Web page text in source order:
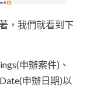
，我們就看到下
申辦案件)、
申辦日期)以